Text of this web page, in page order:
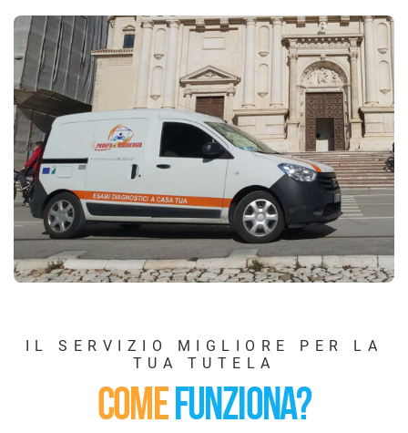
IL SERVIZIO MIGLIORE PER LA
TUA TUTELA
COMEFUNZIONA?